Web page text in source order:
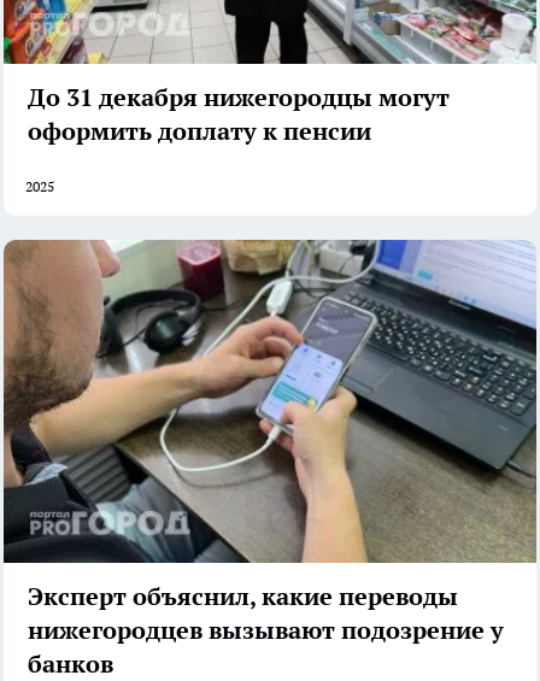
До 31 декабря нижегородцы могут
оформить доплату к пенсии
2025
Эксперт объяснил, какие переводы
нижегородцев вызывают подозрение у
банков